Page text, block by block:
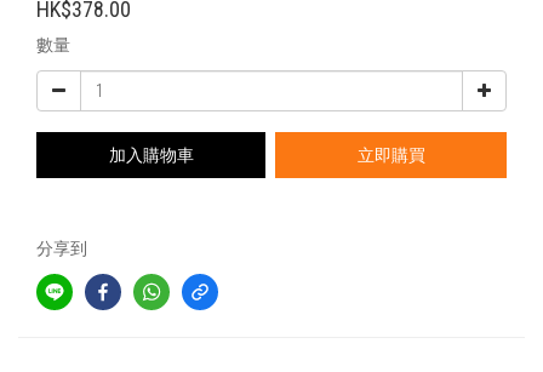
HK$378.00
數量
加入購物車 立即購買
分享到